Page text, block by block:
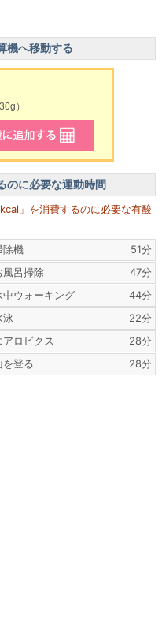
機へ移動する
）
のに必要な運動時間
」を消費するのに必要な有酸
除機
51分
風呂掃除
47分
中ウォーキング
44分
泳
22分
アロビクス
28分
を登る
28分